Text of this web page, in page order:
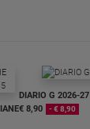
DIARIO G 2026-27
€ 8,90
- € 8,90